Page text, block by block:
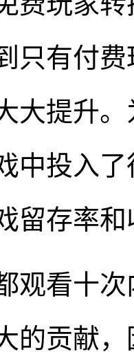
只有付
大提升
中投入
留存率
观看十
的贡献